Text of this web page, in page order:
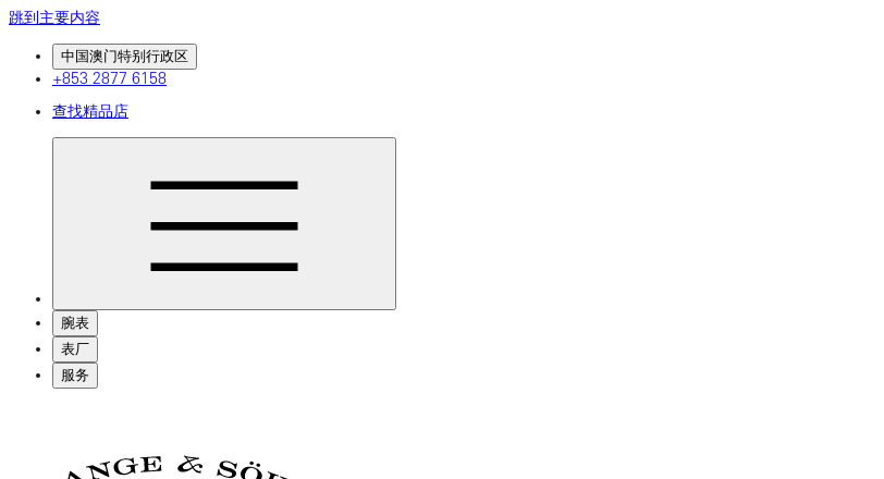
跳到主要内容
中国澳门特别行政区
+853 2877 6158
查找精品店
腕表
表厂
服务